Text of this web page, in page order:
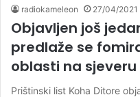
radiokameleon 27/04/2021
Objavljen još
predlaže se
oblasti na sjeveru
Prištinski list Koha Ditore